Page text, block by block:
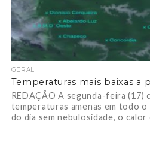
GERAL
Temperaturas mais baixas a
REDAÇÃO A segunda-feira (17)
temperaturas amenas em todo
do dia sem nebulosidade, o calor